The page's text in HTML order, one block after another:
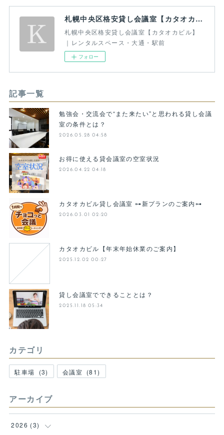
札幌中央区格安貸し会議室【カタオカビル】｜レンタルスペース・大通・駅前
札幌中央区格安貸し会議室【カタオカビル】
｜レンタルスペース・大通・駅前
フォロー
記事一覧
勉強会・交流会で“また来たい”と思われる貸し会議
室の条件とは？
2026.05.28 04:58
お得に使える貸会議室の空室状況
2026.04.22 04:18
カタオカビル貸し会議室 ⊶新プランのご案内⊶
2026.03.01 02:20
カタオカビル【年末年始休業のご案内】
2025.12.02 00:27
貸し会議室でできることとは？
2025.11.18 05:34
カテゴリ
駐車場 (3) 会議室 (81)
アーカイブ
2026 (3)